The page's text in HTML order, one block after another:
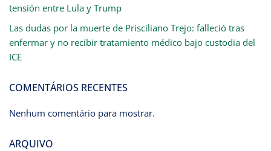
tensión entre Lula y Trump
Las dudas por la muerte de Prisciliano Trejo: falleció tras
enfermar y no recibir tratamiento médico bajo custodia del
ICE
COMENTÁRIOS RECENTES
Nenhum comentário para mostrar.
ARQUIVO